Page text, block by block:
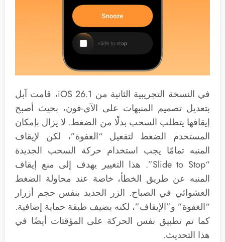
في النسخة التجريبية الثانية من iOS 26.1، قامت آبل
بتعديل تصميم المنبهات على الآي-فون، بحيث أصبح
إيقافها يتطلب السحب بدلًا من الضغط. لا يزال بإمكان
المستخدم الضغط لتفعيل “الغفوة”، لكن لإيقاف
المنبه تمامًا يجب استخدام حركة السحب الجديدة
“Slide to Stop”. هذا التغيير يهدف إلى منع إيقاف
المنبه عن طريق الخطأ، خاصة عند محاولة الضغط
العشوائي في الصباح. الزر الجديد بنفس حجم أزرار
“الغفوة” و”الإيقاف”، لكنه يضيف طبقة حماية إضافية.
كما تم تطبيق نفس الحركة على المؤقتات أيضًا في
هذا التحديث.